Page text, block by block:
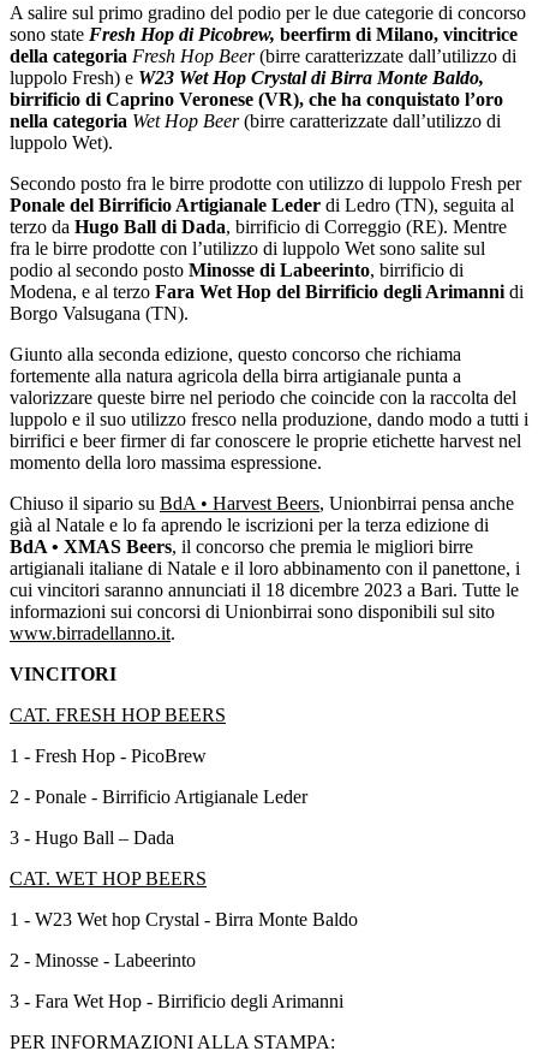
A salire sul primo gradino del podio per le due categorie di concorso
sono state Fresh Hop di Picobrew, beerfirm di Milano, vincitrice
della categoria Fresh Hop Beer(birre caratterizzate dall’utilizzo di
luppolo Fresh) e W23 Wet Hop Crystal di Birra Monte Baldo,
birrificio di Caprino Veronese (VR), che ha conquistato l’oro
nella categoria Wet Hop Beer(birre caratterizzate dall’utilizzo di
luppolo Wet).
Secondo posto fra le birre prodotte con utilizzo di luppolo Fresh per
Ponale del Birrificio Artigianale Leder di Ledro (TN), seguita al
terzo da Hugo Ball di Dada, birrificio di Correggio (RE). Mentre
fra le birre prodotte con l’utilizzo di luppolo Wet sono salite sul
podio al secondo posto Minosse di Labeerinto, birrificio di
Modena, e al terzo Fara Wet Hop del Birrificio degli Arimanni di
Borgo Valsugana (TN).
Giunto alla seconda edizione, questo concorso che richiama
fortemente alla natura agricola della birra artigianale punta a
valorizzare queste birre nel periodo che coincide con la raccolta del
luppolo e il suo utilizzo fresco nella produzione, dando modo a tutti i
birrifici e beer firmer di far conoscere le proprie etichette harvest nel
momento della loro massima espressione.
Chiuso il sipario su BdA • Harvest Beers, Unionbirrai pensa anche
già al Natale e lo fa aprendo le iscrizioni per la terza edizione di
BdA • XMAS Beers, il concorso che premia le migliori birre
artigianali italiane di Natale e il loro abbinamento con il panettone, i
cui vincitori saranno annunciati il 18 dicembre 2023 a Bari. Tutte le
informazioni sui concorsi di Unionbirrai sono disponibili sul sito
www.birradellanno.it.
VINCITORI
CAT. FRESH HOP BEERS
1 - Fresh Hop - PicoBrew
2 - Ponale - Birrificio Artigianale Leder
3 - Hugo Ball – Dada
CAT. WET HOP BEERS
1 - W23 Wet hop Crystal - Birra Monte Baldo
2 - Minosse - Labeerinto
3 - Fara Wet Hop - Birrificio degli Arimanni
PER INFORMAZIONI ALLA STAMPA: